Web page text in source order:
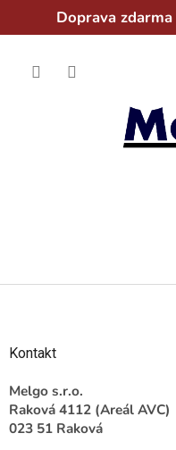
Doprava zdarma
obsah
Kontakt
Melgo s.r.o.
Raková 4112 (Areál AVC)
023 51 Raková